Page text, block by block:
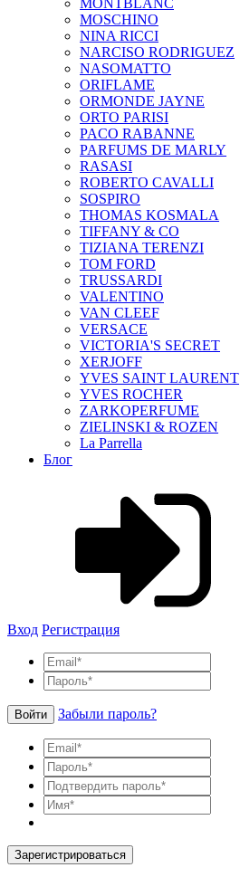
MOSCHINO
NINA RICCI
NARCISO RODRIGUEZ
NASOMATTO
ORIFLAME
ORMONDE JAYNE
ORTO PARISI
PACO RABANNE
PARFUMS DE MARLY
RASASI
ROBERTO CAVALLI
SOSPIRO
THOMAS KOSMALA
TIFFANY & CO
TIZIANA TERENZI
TOM FORD
TRUSSARDI
VALENTINO
VAN CLEEF
VERSACE
VICTORIA'S SECRET
XERJOFF
YVES SAINT LAURENT
YVES ROCHER
ZARKOPERFUME
ZIELINSKI & ROZEN
La Parrella
Блог
Вход Регистрация
Войти Забыли пароль?
Зарегистрироваться